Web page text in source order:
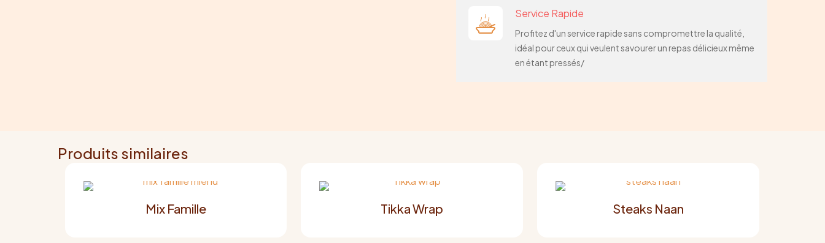
Service Rapide
Profitez d'un service rapide sans compromettre la qualité,
idéal pour ceux qui veulent savourer un repas délicieux même
en étant pressés/
Produits similaires
Mix Famille Tikka Wrap Steaks Naan